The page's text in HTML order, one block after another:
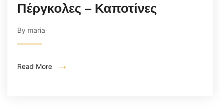
Πέργκολες – Καποτίνες
By maria
Read More